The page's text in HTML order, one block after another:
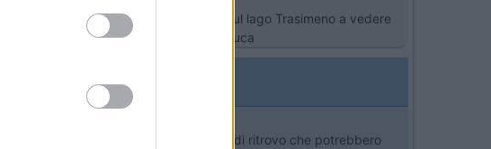
del 25 aprile a Roma e il 1° Maggio sul lago Trasimeno a vedere
un bacione a tutti i bambini. Vania e Luca
per il primo pomeriggio al luogo di ritrovo che potrebbero